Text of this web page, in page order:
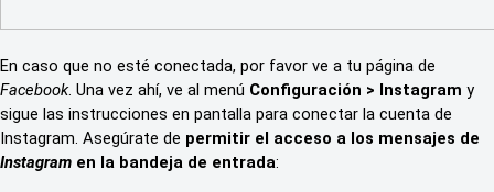
En caso que no esté conectada, por favor ve a tu página de
Facebook. Una vez ahí, ve al menú Configuración > Instagram y
sigue las instrucciones en pantalla para conectar la cuenta de
Instagram. Asegúrate de permitir el acceso a los mensajes de
Instagram en la bandeja de entrada: